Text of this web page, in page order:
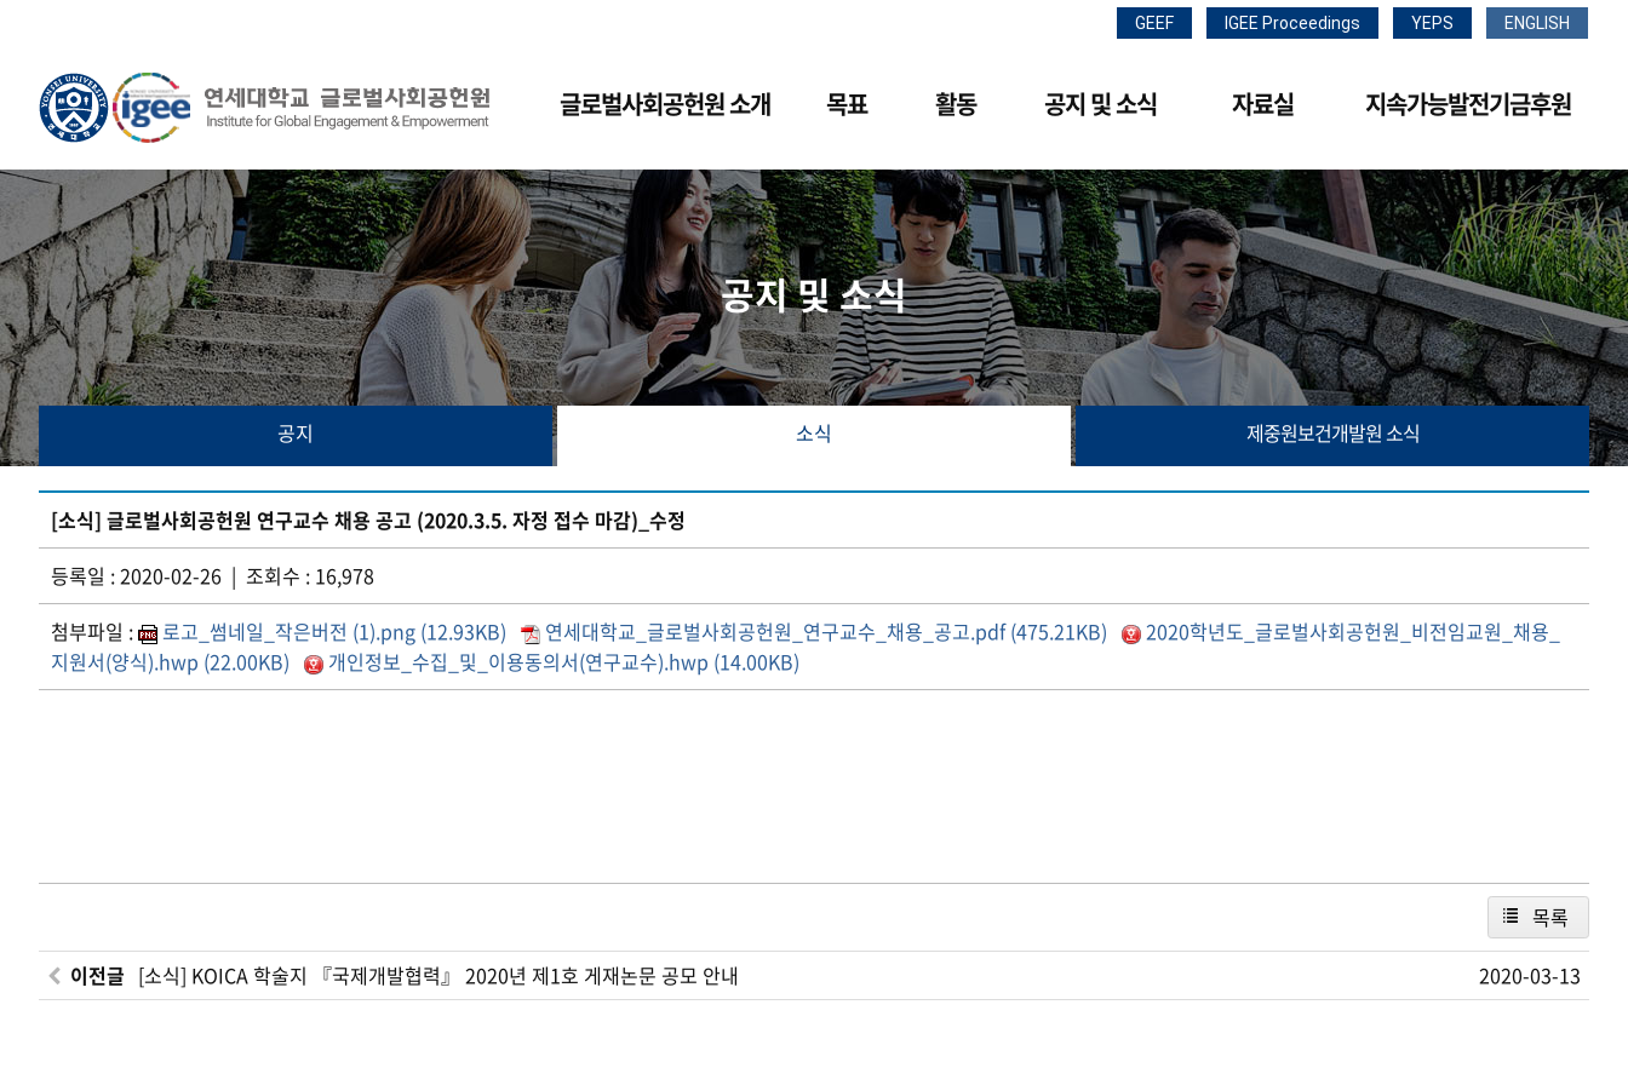
GEEF IGEE Proceedings YEPS ENGLISH
글로벌사회공헌원 소개 목표 활동 공지 및 소식 자료실 지속가능발전기금후원
공지 및 소식
공지 소식 제중원보건개발원 소식
[소식] 글로벌사회공헌원 연구교수 채용 공고 (2020.3.5. 자정 접수 마감)_수정
등록일 : 2020-02-26 | 조회수 : 16,978
첨부파일 :
로고_썸네일_작은버전 (1).png (12.93KB) 연세대학교_글로벌사회공헌원_연구교수_채용_공고.pdf (475.21KB)
2020학년도_글로벌사회공헌원_비전임교원_채용_
지원서(양식).hwp (22.00KB)
개인정보_수집_및_이용동의서(연구교수).hwp (14.00KB)
목록
이전글 [소식] KOICA 학술지 『국제개발협력』 2020년 제1호 게재논문 공모 안내 2020-03-13